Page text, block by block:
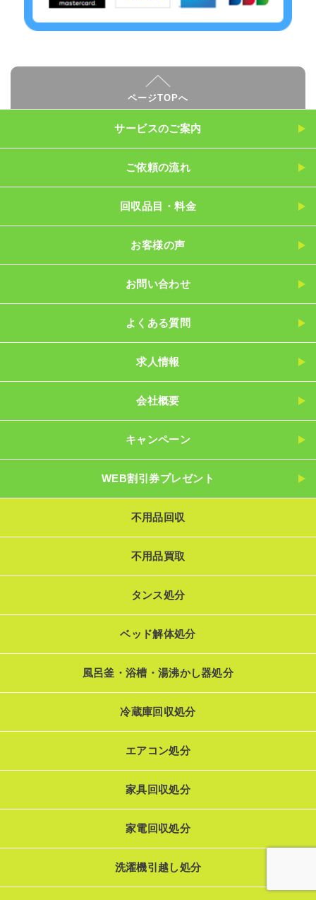
ページTOPへ
サービスのご案内
ご依頼の流れ
回収品目・料金
お客様の声
お問い合わせ
よくある質問
求人情報
会社概要
キャンペーン
WEB割引券プレゼント
不用品回収
不用品買取
タンス処分
ベッド解体処分
風呂釜・浴槽・湯沸かし器処分
冷蔵庫回収処分
エアコン処分
家具回収処分
家電回収処分
洗濯機引越し処分